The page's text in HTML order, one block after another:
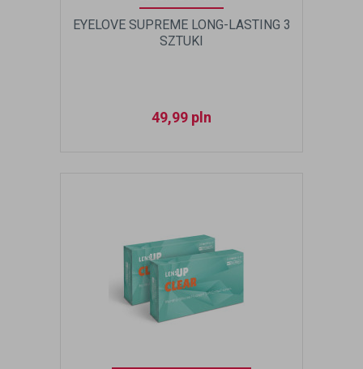
EYELOVE SUPREME LONG-LASTING 3
SZTUKI
49,99 pln